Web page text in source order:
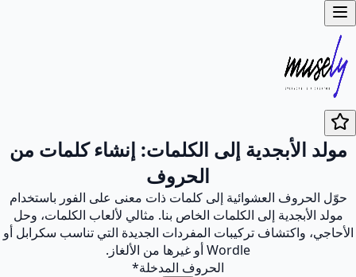
مولد الأبجدية إلى الكلمات: إنشاء كلمات من
الحروف
حوّل الحروف العشوائية إلى كلمات ذات معنى على الفور باستخدام
مولد الأبجدية إلى الكلمات الخاص بنا. مثالي لألعاب الكلمات، وحل
الأحاجي، واكتشاف تركيبات المفردات الجديدة التي تناسب سكرابل أو
Wordle أو غيرها من الألغاز.
الحروف المدخلة*